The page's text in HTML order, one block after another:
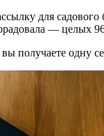
для
— целых
получаете одну